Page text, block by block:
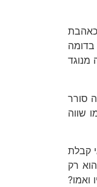
כאהבת
בדומה
מנוגד
סורר
שווה
קבלת
רק
ואמו?